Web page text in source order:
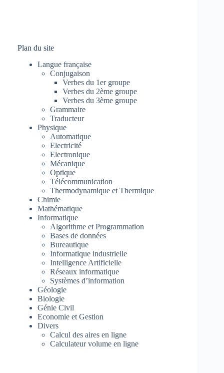
Plan du site
Langue française
Conjugaison
Verbes du 1er groupe
Verbes du 2ème groupe
Verbes du 3ème groupe
Grammaire
Traducteur
Physique
Automatique
Electricité
Electronique
Mécanique
Optique
Télécommunication
Thermodynamique et Thermique
Chimie
Mathématique
Informatique
Algorithme et Programmation
Bases de données
Bureautique
Informatique industrielle
Intelligence Artificielle
Réseaux informatique
Systèmes d’information
Géologie
Biologie
Génie Civil
Economie et Gestion
Divers
Calcul des aires en ligne
Calculateur volume en ligne